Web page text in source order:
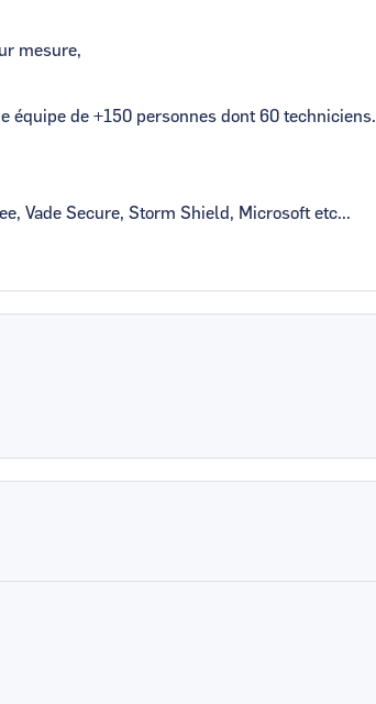
mesure,
équipe de +150 personnes dont 60 techniciens.
Vade Secure, Storm Shield, Microsoft etc...